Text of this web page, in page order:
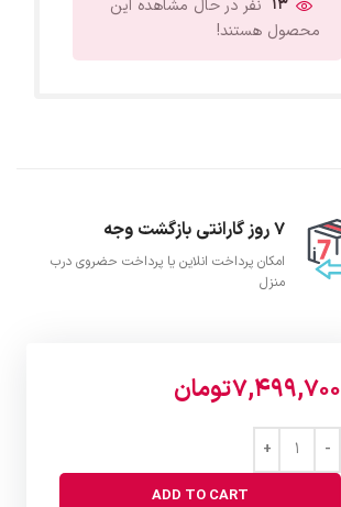
نفر در حال مشاهده این
محصول هستند!
7 روز گارانتی بازگشت وجه
امکان پرداخت انلاین یا پرداخت حضروی درب
منزل
7,499,700تومان
ADD TO CART